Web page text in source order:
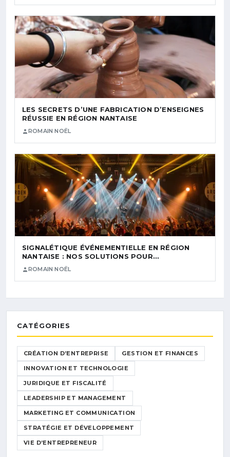
LES SECRETS D’UNE FABRICATION D’ENSEIGNES
RÉUSSIE EN RÉGION NANTAISE
ROMAIN NOËL
SIGNALÉTIQUE ÉVÉNEMENTIELLE EN RÉGION
NANTAISE : NOS SOLUTIONS POUR…
ROMAIN NOËL
CATÉGORIES
CRÉATION D’ENTREPRISE GESTION ET FINANCES
INNOVATION ET TECHNOLOGIE
JURIDIQUE ET FISCALITÉ
LEADERSHIP ET MANAGEMENT
MARKETING ET COMMUNICATION
STRATÉGIE ET DÉVELOPPEMENT
VIE D’ENTREPRENEUR